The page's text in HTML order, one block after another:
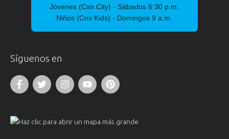
Jóvenes (Cxn City) - Sábados 6:30 p.m.
Niños (Cnx Kids) - Domingos 9 a.m.
Síguenos en